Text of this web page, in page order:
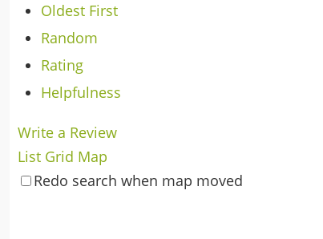
Oldest First
Random
Rating
Helpfulness
Write a Review
List Grid Map
Redo search when map moved